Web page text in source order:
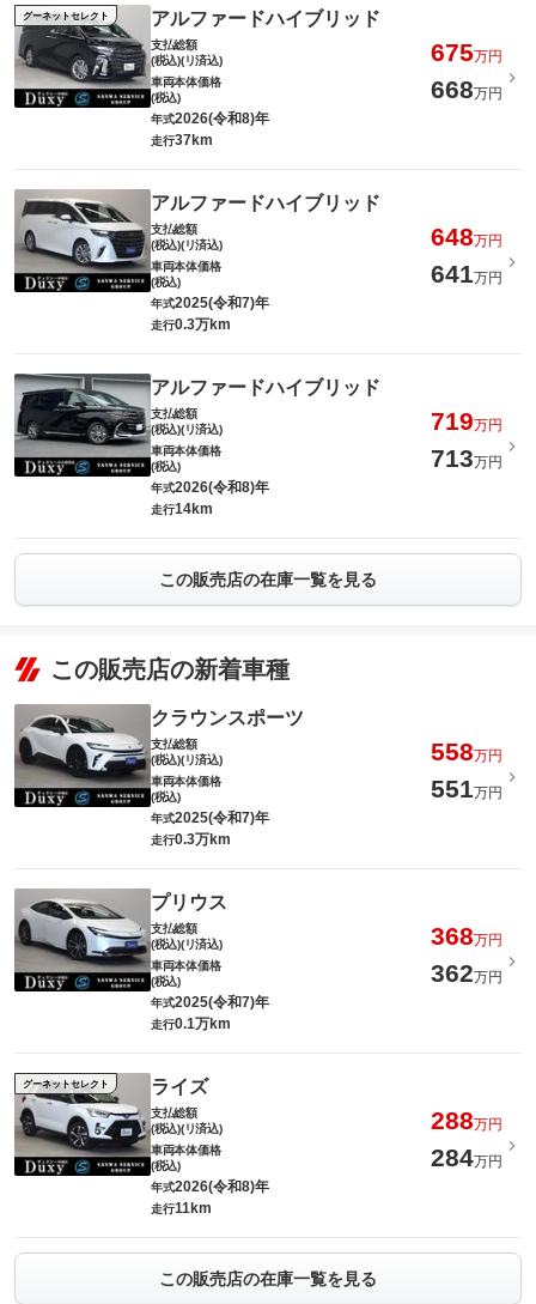
グーネットセレクト アルファードハイブリッド
支払総額
(税込)(リ済込)
675万円
車両本体価格
(税込)
668万円
年式2026(令和8)年
走行37km
アルファードハイブリッド
支払総額
(税込)(リ済込)
648万円
車両本体価格
(税込)
641万円
年式2025(令和7)年
走行0.3万km
アルファードハイブリッド
支払総額
(税込)(リ済込)
719万円
車両本体価格
(税込)
713万円
年式2026(令和8)年
走行14km
この販売店の在庫一覧を見る
この販売店の新着車種
クラウンスポーツ
支払総額
(税込)(リ済込)
558万円
車両本体価格
(税込)
551万円
年式2025(令和7)年
走行0.3万km
プリウス
支払総額
(税込)(リ済込)
368万円
車両本体価格
(税込)
362万円
年式2025(令和7)年
走行0.1万km
グーネットセレクト ライズ
支払総額
(税込)(リ済込)
288万円
車両本体価格
(税込)
284万円
年式2026(令和8)年
走行11km
この販売店の在庫一覧を見る